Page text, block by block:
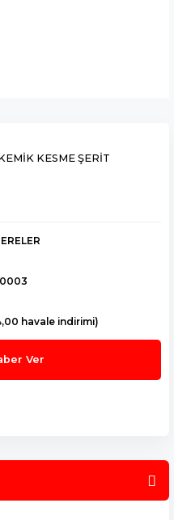
KESME ŞERİT
havale indirimi)
Ver